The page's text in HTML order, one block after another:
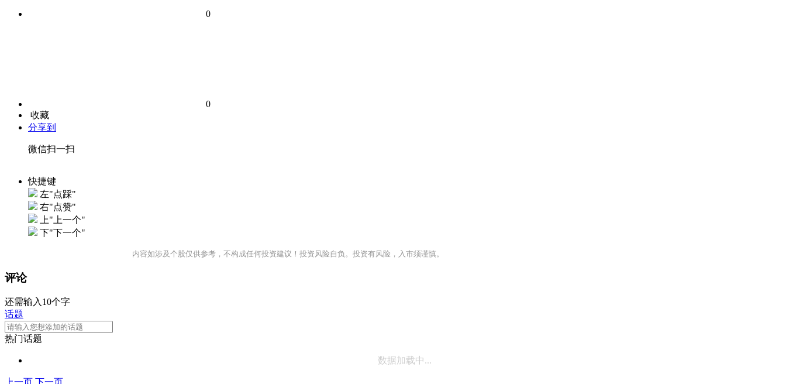
0
0
收藏
分享到
微信扫一扫
快捷键
左"点踩"
右"点赞"
上"上一个"
下"下一个"
内容如涉及个股仅供参考，不构成任何投资建议！投资风险自负。投资有风险，入市须谨慎。
评论
还需输入10个字
话题
热门话题
数据加载中...